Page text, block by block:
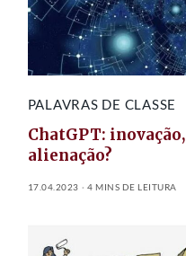
PALAVRAS DE CLASSE
ChatGPT:
alienação?
17.04.2023 4 MINS DE LEITURA